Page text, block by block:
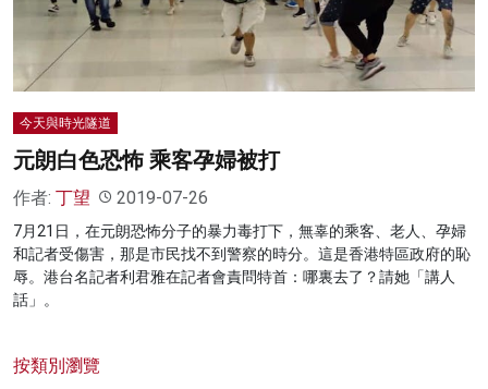
名家榜
灼見活動
今天與時光隧道
元朗白色恐怖 乘客孕婦被打
作者: 丁望 2019-07-26
7月21日，在元朗恐怖分子的暴力毒打下，無辜的乘客、老人、孕婦
和記者受傷害，那是市民找不到警察的時分。這是香港特區政府的恥
辱。港台名記者利君雅在記者會責問特首：哪裏去了？請她「講人
話」。
按類別瀏覽